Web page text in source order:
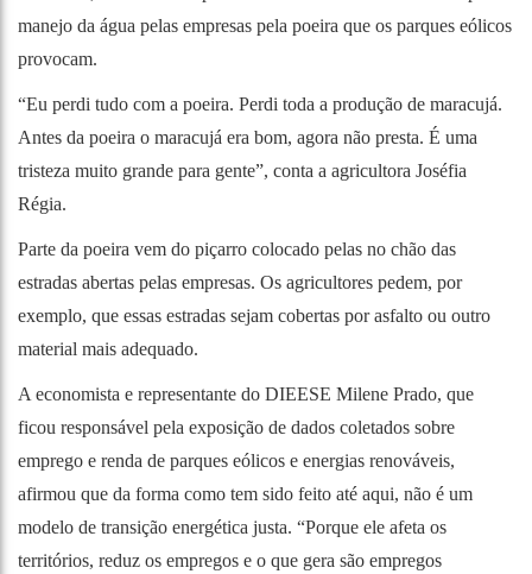
manejo da água pelas empresas pela poeira que os parques eólicos
provocam.
“Eu perdi tudo com a poeira. Perdi toda a produção de maracujá.
Antes da poeira o maracujá era bom, agora não presta. É uma
tristeza muito grande para gente”, conta a agricultora Joséfia
Régia.
Parte da poeira vem do piçarro colocado pelas no chão das
estradas abertas pelas empresas. Os agricultores pedem, por
exemplo, que essas estradas sejam cobertas por asfalto ou outro
material mais adequado.
A economista e representante do DIEESE Milene Prado, que
ficou responsável pela exposição de dados coletados sobre
emprego e renda de parques eólicos e energias renováveis,
afirmou que da forma como tem sido feito até aqui, não é um
modelo de transição energética justa. “Porque ele afeta os
territórios, reduz os empregos e o que gera são empregos